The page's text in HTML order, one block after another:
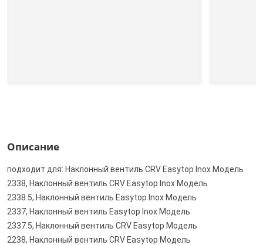
Описание
подходит для: Наклонный вентиль CRV Easytop Inox Модель
2338, Наклонный вентиль CRV Easytop Inox Модель
2338.5, Наклонный вентиль Easytop Inox Модель
2337, Наклонный вентиль Easytop Inox Модель
2337.5, Наклонный вентиль CRV Easytop Модель
2238, Наклонный вентиль CRV Easytop Модель